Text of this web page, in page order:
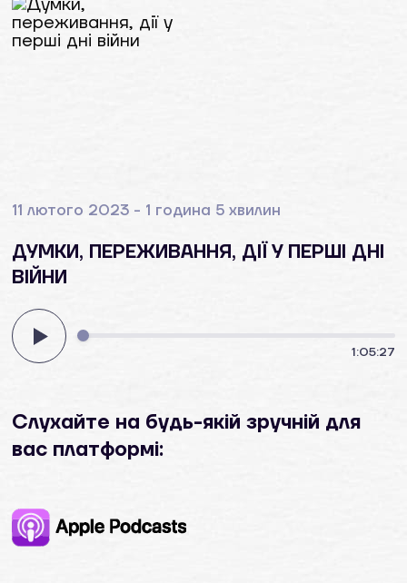
11 лютого 2023 - 1 година 5 хвилин
ДУМКИ, ПЕРЕЖИВАННЯ, ДІЇ У ПЕРШІ ДНІ
ВІЙНИ
1:05:27
Слухайте на будь-якій зручній для
вас платформі: